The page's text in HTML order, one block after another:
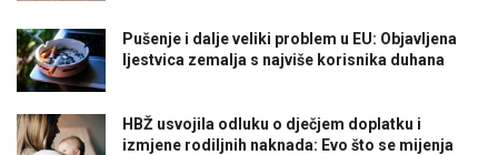
Pušenje i dalje veliki problem u EU: Objavljena
ljestvica zemalja s najviše korisnika duhana
HBŽ usvojila odluku o dječjem doplatku i
izmjene rodiljnih naknada: Evo što se mijenja